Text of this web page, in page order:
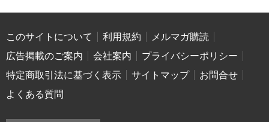
このサイトについて 利用規約
メルマガ購読
広告掲載のご案内
会社案内
プライバシーポリシー
特定商取引法に基づく表示
サイトマップ
お問合せ
よくある質問